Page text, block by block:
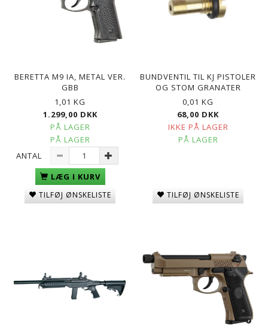
BERETTA M9 IA, METAL VER.
GBB
1,01 KG
1.299,00 DKK
PÅ LAGER
PÅ LAGER
ANTAL
LÆG I KURV
TILFØJ ØNSKELISTE
BUNDVENTIL TIL KJ PISTOLER
OG STOM GRANATER
0,01 KG
68,00 DKK
IKKE PÅ LAGER
PÅ LAGER
TILFØJ ØNSKELISTE